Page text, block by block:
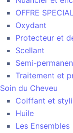
OFFRE
Oxydant
Protecteur et
Scellant
Semi-
Traitement et
Soin du Cheveu
Coiffant et
Huile
Les Ensembles